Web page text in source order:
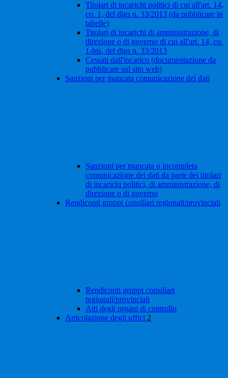
Titolari di incarichi politici di cui all'art. 14,
co. 1, del dlgs n. 33/2013 (da pubblicare in
tabelle)
Titolari di incarichi di amministrazione, di
direzione o di governo di cui all'art. 14, co.
1-bis, del dlgs n. 33/2013
Cessati dall'incarico (documentazione da
pubblicare sul sito web)
Sanzioni per mancata comunicazione dei dati
Sanzioni per mancata o incompleta
comunicazione dei dati da parte dei titolari
di incarichi politici, di amministrazione, di
direzione o di governo
Rendiconti gruppi consiliari regionali/provinciali
Rendiconti gruppi consiliari
regionali/provinciali
Atti degli organi di controllo
Articolazione degli uffici 2